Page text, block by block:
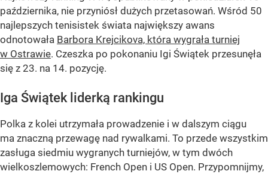
października, nie przyniósł dużych przetasowań. Wśród 50
najlepszych tenisistek świata największy awans
odnotowała Barbora Krejcikova, która wygrała turniej
w Ostrawie. Czeszka po pokonaniu Igi Świątek przesunęła
się z 23. na 14. pozycję.
Iga Świątek liderką rankingu
Polka z kolei utrzymała prowadzenie i w dalszym ciągu
ma znaczną przewagę nad rywalkami. To przede wszystkim
zasługa siedmiu wygranych turniejów, w tym dwóch
wielkoszlemowych: French Open i US Open. Przypomnijmy,